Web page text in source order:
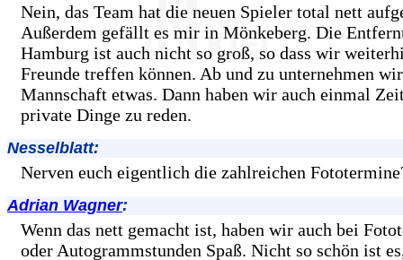
Nein, das Team hat die neuen Spieler total nett
Außerdem gefällt es mir in Mönkeberg. Die
Hamburg ist auch nicht so groß, so dass wir
Freunde treffen können. Ab und zu unternehmen
Mannschaft etwas. Dann haben wir auch einmal
private Dinge zu reden.
Nesselblatt:
Nerven euch eigentlich die zahlreichen
Adrian Wagner:
Wenn das nett gemacht ist, haben wir auch bei
oder Autogrammstunden Spaß. Nicht so schön ist